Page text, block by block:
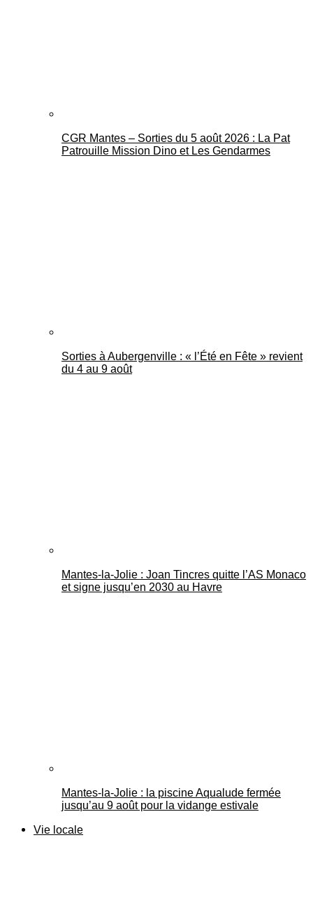
CGR Mantes – Sorties du 5 août 2026 : La Pat
Patrouille Mission Dino et Les Gendarmes
Sorties à Aubergenville : « l’Été en Fête » revient
du 4 au 9 août
Mantes-la-Jolie : Joan Tincres quitte l’AS Monaco
et signe jusqu’en 2030 au Havre
Mantes-la-Jolie : la piscine Aqualude fermée
jusqu’au 9 août pour la vidange estivale
Vie locale